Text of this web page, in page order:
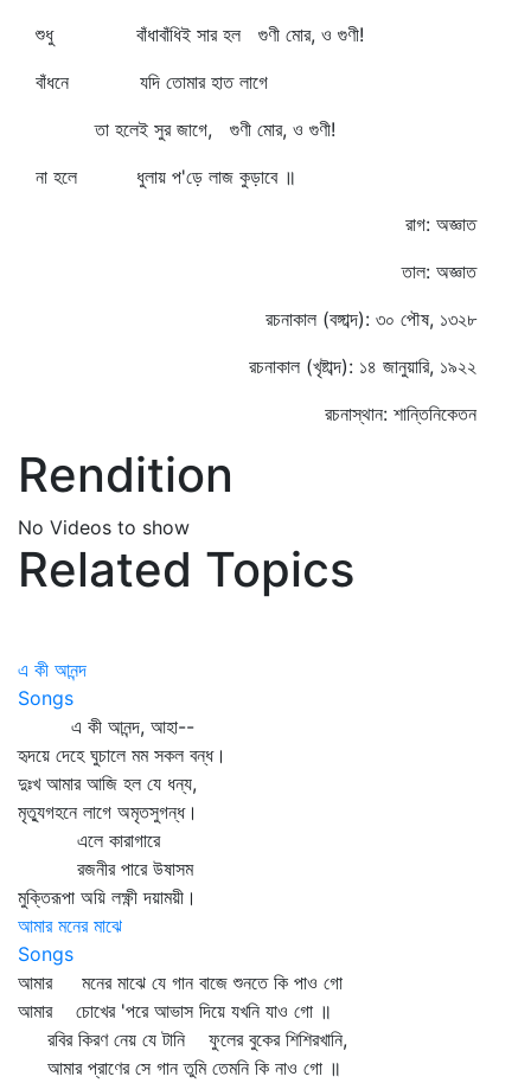
শুধু বাঁধাবাঁধিই সার হল গুণী মোর, ও গুণী!
বাঁধনে যদি তোমার হাত লাগে
তা হলেই সুর জাগে, গুণী মোর, ও গুণী!
না হলে ধুলায় প'ড়ে লাজ কুড়াবে ॥
রাগ: অজ্ঞাত
তাল: অজ্ঞাত
রচনাকাল (বঙ্গাব্দ): ৩০ পৌষ, ১৩২৮
রচনাকাল (খৃষ্টাব্দ): ১৪ জানুয়ারি, ১৯২২
রচনাস্থান: শান্তিনিকেতন
Rendition
No Videos to show
Related Topics
এ কী আনন্দ
Songs
এ কী আনন্দ, আহা--
হৃদয়ে দেহে ঘুচালে মম সকল বন্ধ।
দুঃখ আমার আজি হল যে ধন্য,
মৃত্যুগহনে লাগে অমৃতসুগন্ধ।
এলে কারাগারে
রজনীর পারে উষাসম
মুক্তিরূপা অয়ি লক্ষ্ণী দয়াময়ী।
আমার মনের মাঝে
Songs
আমার মনের মাঝে যে গান বাজে শুনতে কি পাও গো
আমার চোখের 'পরে আভাস দিয়ে যখনি যাও গো ॥
রবির কিরণ নেয় যে টানি ফুলের বুকের শিশিরখানি,
আমার প্রাণের সে গান তুমি তেমনি কি নাও গো ॥